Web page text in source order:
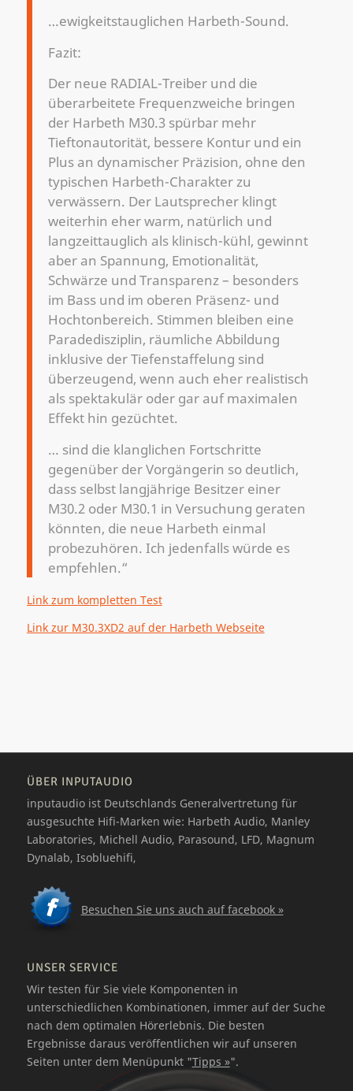
…ewigkeitstauglichen Harbeth-Sound.
Fazit:
Der neue RADIAL-Treiber und die
überarbeitete Frequenzweiche bringen
der Harbeth M30.3 spürbar mehr
Tieftonautorität, bessere Kontur und ein
Plus an dynamischer Präzision, ohne den
typischen Harbeth-Charakter zu
verwässern. Der Lautsprecher klingt
weiterhin eher warm, natürlich und
langzeittauglich als klinisch-kühl, gewinnt
aber an Spannung, Emotionalität,
Schwärze und Transparenz – besonders
im Bass und im oberen Präsenz- und
Hochtonbereich. Stimmen bleiben eine
Paradedisziplin, räumliche Abbildung
inklusive der Tiefenstaffelung sind
überzeugend, wenn auch eher realistisch
als spektakulär oder gar auf maximalen
Effekt hin gezüchtet.
… sind die klanglichen Fortschritte
gegenüber der Vorgängerin so deutlich,
dass selbst langjährige Besitzer einer
M30.2 oder M30.1 in Versuchung geraten
könnten, die neue Harbeth einmal
probezuhören. Ich jedenfalls würde es
empfehlen.“
Link zum kompletten Test
Link zur M30.3XD2 auf der Harbeth Webseite
ÜBER INPUTAUDIO
inputaudio ist Deutschlands Generalvertretung für
ausgesuchte Hifi-Marken wie: Harbeth Audio, Manley
Laboratories, Michell Audio, Parasound, LFD, Magnum
Dynalab, Isobluehifi,
Besuchen Sie uns auch auf facebook »
UNSER SERVICE
Wir testen für Sie viele Komponenten in
unterschiedlichen Kombinationen, immer auf der Suche
nach dem optimalen Hörerlebnis. Die besten
Ergebnisse daraus veröffentlichen wir auf unseren
Seiten unter dem Menüpunkt "Tipps »".